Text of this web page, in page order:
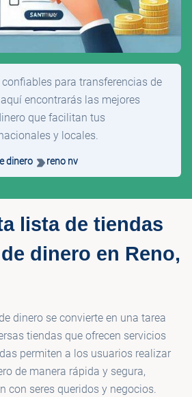
para transferencias de
aquí encontrarás las mejores
que facilitan tus
y locales.
dinero reno nv
lista de tiendas
dinero en Reno,
dinero se convierte en una tarea
tiendas que ofrecen servicios
permiten a los usuarios realizar
de manera rápida y segura,
con seres queridos y negocios.